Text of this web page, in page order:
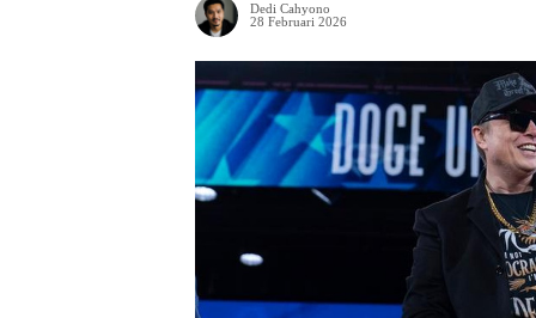
Dedi Cahyono
28 Februari 2026